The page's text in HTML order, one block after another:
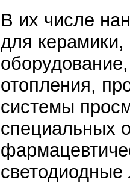
В их числе
для
отопления,
системы
специальных